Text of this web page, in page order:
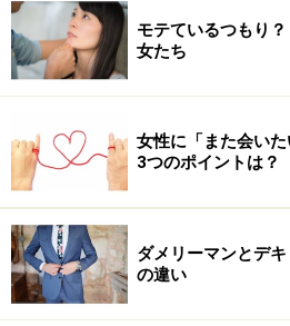
てとんとん拍子に年収もアップ
年収1000万円を獲得。ただ、若
遊んできていません。若いころ
て自力でデートにこぎつけるよ
です。
あなたはこれでも「お金持ちな
わ！」と思うでしょうか？ 以下
どうか、考えてみましょう。
モテているつもり
女たち
女性に「また会い
3つのポイントは？
ダメリーマンとデ
の違い